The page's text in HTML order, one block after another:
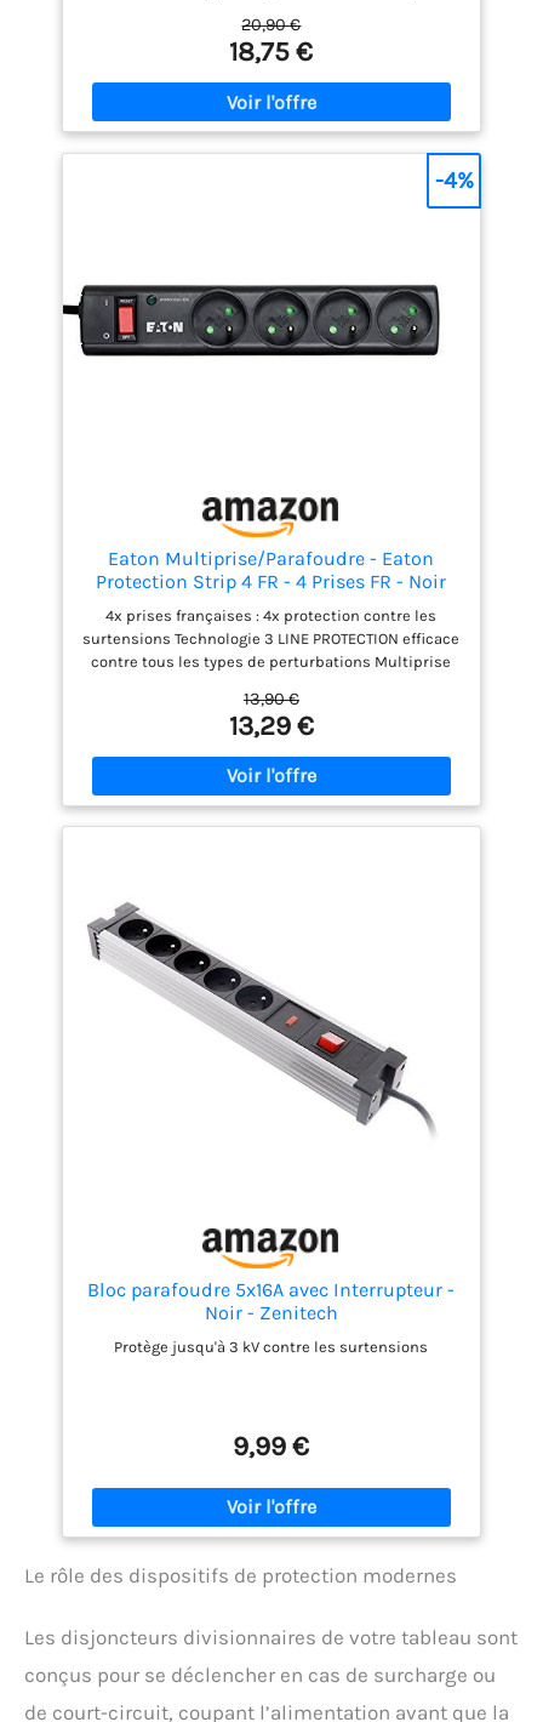
protection (LED) Couverture d'assurance jusqu'à
20.000 € (pays de l’UE) 24 mois de garantie eaton
20,90 €
18,75 €
Eaton Multiprise/Parafoudre - Eaton
Protection Strip 4 FR - 4 Prises FR - Noir
4x prises françaises : 4x protection contre les
surtensions Technologie 3 LINE PROTECTION efficace
contre tous les types de perturbations Multiprise
protection (LED) Couverture d'assurance jusqu'à
15.000 € (pays de l’UE) 24 mois de garantie eaton
13,90 €
13,29 €
-4%
Bloc parafoudre 5x16A avec Interrupteur -
Noir - Zenitech
Protège jusqu'à 3 kV contre les surtensions
9,99 €
Le rôle des dispositifs de protection modernes
Les disjoncteurs divisionnaires de votre tableau sont
conçus pour se déclencher en cas de surcharge ou
de court-circuit, coupant l’alimentation avant que la